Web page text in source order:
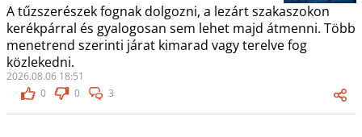
A tűzszerészek fognak dolgozni, a lezárt szakaszokon
kerékpárral és gyalogosan sem lehet majd átmenni. Több
menetrend szerinti járat kimarad vagy terelve fog
közlekedni.
2026.08.06 18:51
0
0 3